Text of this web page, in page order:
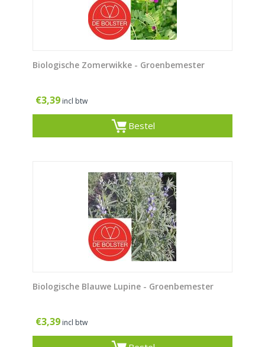
Biologische Zomerwikke - Groenbemester
€3,39 incl btw
Bestel
Biologische Blauwe Lupine - Groenbemester
€3,39 incl btw